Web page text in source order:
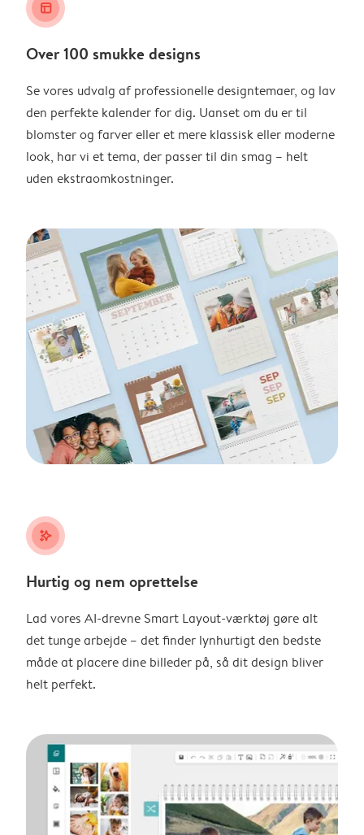
layout_alt
Over 100 smukke designs
Se vores udvalg af professionelle designtemaer, og lav
den perfekte kalender for dig. Uanset om du er til
blomster og farver eller et mere klassisk eller moderne
look, har vi et tema, der passer til din smag – helt
uden ekstraomkostninger.
stars_plus
Hurtig og nem oprettelse
Lad vores AI-drevne Smart Layout-værktøj gøre alt
det tunge arbejde – det finder lynhurtigt den bedste
måde at placere dine billeder på, så dit design bliver
helt perfekt.